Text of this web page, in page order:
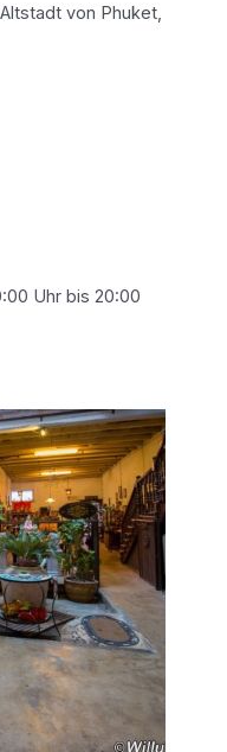
von Phuket,
Uhr bis 20:00